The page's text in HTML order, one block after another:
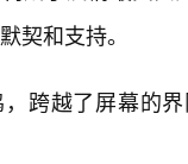
契和支持。
跨越了屏幕的